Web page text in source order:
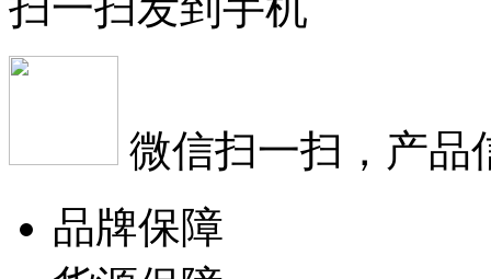
微信扫一扫，产品
品牌保障